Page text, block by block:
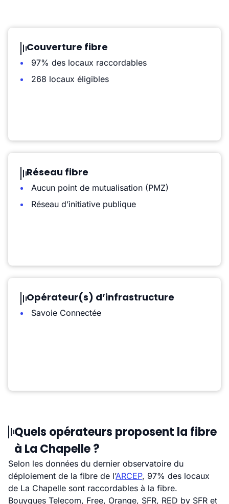
Couverture fibre
97% des locaux raccordables
268 locaux éligibles
Réseau fibre
Aucun point de mutualisation (PMZ)
Réseau d’initiative publique
Opérateur(s) d’infrastructure
Savoie Connectée
Quels opérateurs proposent la fibre
à La Chapelle ?
Selon les données du dernier observatoire du
déploiement de la fibre de l’ARCEP, 97% des locaux
de La Chapelle sont raccordables à la fibre.
Bouygues Telecom, Free, Orange, SFR, RED by SFR et